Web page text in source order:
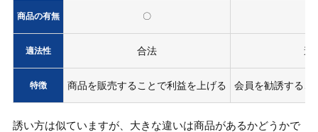
商品の有無 〇
適法性 合法 違
特徴 商品を販売することで利益を上げる 会員を勧誘するこ
誘い方は似ていますが、大きな違いは商品があるかどうかで